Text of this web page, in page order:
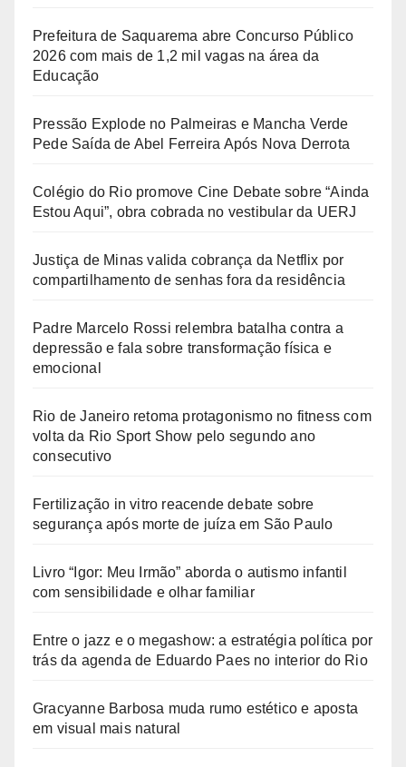
Prefeitura de Saquarema abre Concurso Público
2026 com mais de 1,2 mil vagas na área da
Educação
Pressão Explode no Palmeiras e Mancha Verde
Pede Saída de Abel Ferreira Após Nova Derrota
Colégio do Rio promove Cine Debate sobre “Ainda
Estou Aqui”, obra cobrada no vestibular da UERJ
Justiça de Minas valida cobrança da Netflix por
compartilhamento de senhas fora da residência
Padre Marcelo Rossi relembra batalha contra a
depressão e fala sobre transformação física e
emocional
Rio de Janeiro retoma protagonismo no fitness com
volta da Rio Sport Show pelo segundo ano
consecutivo
Fertilização in vitro reacende debate sobre
segurança após morte de juíza em São Paulo
Livro “Igor: Meu Irmão” aborda o autismo infantil
com sensibilidade e olhar familiar
Entre o jazz e o megashow: a estratégia política por
trás da agenda de Eduardo Paes no interior do Rio
Gracyanne Barbosa muda rumo estético e aposta
em visual mais natural